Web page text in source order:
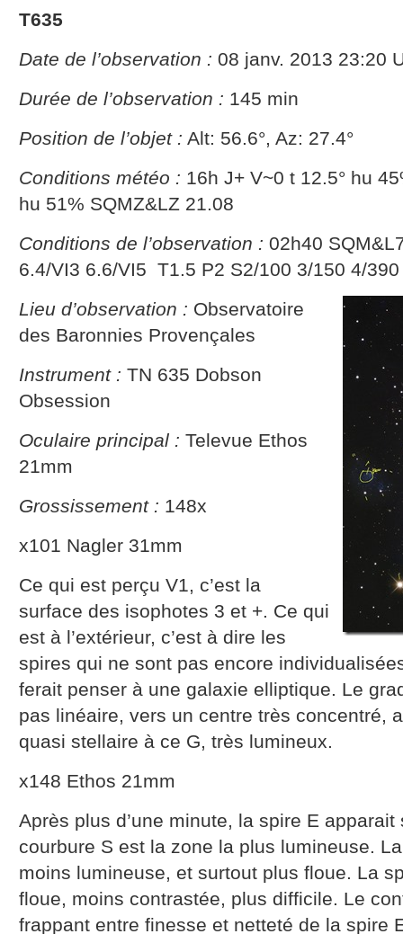
T635
Date de l’observation : 08 janv. 2013 23:20
Durée de l’observation : 145 min
Position de l’objet : Alt: 56.6°, Az: 27.4°
Conditions météo : 16h J+ V~0 t 12.5° hu
hu 51% SQMZ&LZ 21.08
Conditions de l’observation : 02h40
6.4/VI3 6.6/VI5 T1.5 P2 S2/100 3/150 4/390
Lieu d’observation : Observatoire
des Baronnies Provençales
Instrument : TN 635 Dobson
Obsession
Oculaire principal : Televue Ethos
21mm
Grossissement : 148x
x101 Nagler 31mm
Ce qui est perçu V1, c’est la
surface des isophotes 3 et +. Ce qui
est à l’extérieur, c’est à dire les
spires qui ne sont pas encore
ferait penser à une galaxie elliptique. Le
pas linéaire, vers un centre très concentré,
quasi stellaire à ce G, très lumineux.
x148 Ethos 21mm
Après plus d’une minute, la spire E
courbure S est la zone la plus lumineuse.
moins lumineuse, et surtout plus floue. La
floue, moins contrastée, plus difficile. Le
frappant entre finesse et netteté de la spire